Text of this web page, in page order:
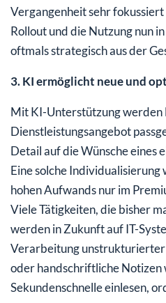
Vergangenheit sehr
Rollout und die Nutzung nun
oftmals strategisch aus der
3. KI ermöglicht neue und
Mit KI-Unterstützung werden
Dienstleistungsangebot
Detail auf die Wünsche eines
Eine solche
hohen Aufwands nur im
Viele Tätigkeiten, die bisher
werden in Zukunft auf IT-
Verarbeitung
oder handschriftliche Notizen
Sekundenschnelle einlesen,